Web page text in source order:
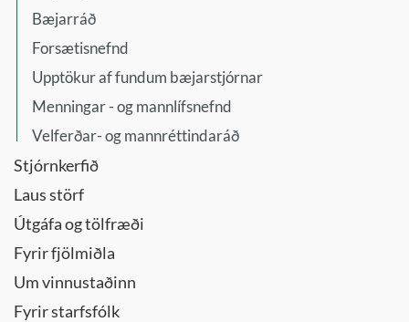
Bæjarráð
Forsætisnefnd
Upptökur af fundum bæjarstjórnar
Menningar - og mannlífsnefnd
Velferðar- og mannréttindaráð
Stjórnkerfið
Laus störf
Útgáfa og tölfræði
Fyrir fjölmiðla
Um vinnustaðinn
Fyrir starfsfólk